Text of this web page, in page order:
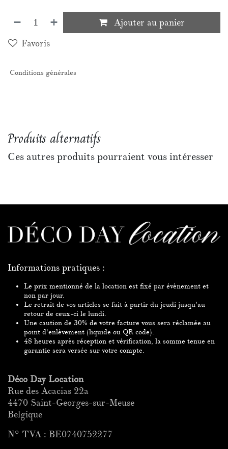
Ajouter au panier
Favoris
Conditions générales
Produits alternatifs
Ces autres produits pourraient vous intéresser
Informations pratiques :
Le prix mentionné de la location est fixé par évènement et
non par jour.
Le retrait de vos articles se fait à partir du jeudi jusqu'au
retour de ceux-ci le lundi.
Une caution de 30% de votre facture vous sera réclamée au
point d'enlèvement (liquide ou QR code).
48 heures après réception et vérification, la somme tenue en
garantie sera versée sur votre compte.
Déco Day Location
Rue des Acacias 22a
4470 Saint-Georges-sur-Meuse
Belgique
N° TVA : BE0740752277